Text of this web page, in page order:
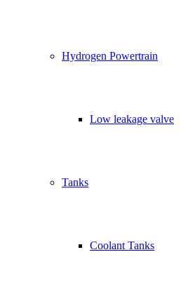
Hydrogen Powertrain
Low leakage valve
Tanks
Coolant Tanks